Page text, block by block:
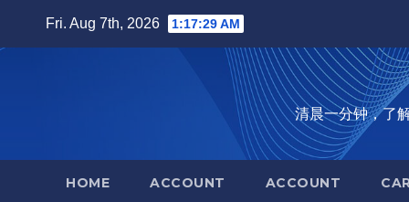
Fri. Aug 7th, 2026 1:17:30 AM
清晨一分钟，了
HOME ACCOUNT ACCOUNT